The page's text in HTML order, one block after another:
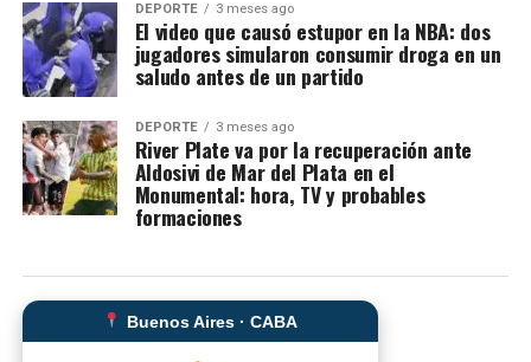
DEPORTE 3 meses ago
El video que causó estupor en la NBA: dos
jugadores simularon consumir droga en un
saludo antes de un partido
DEPORTE 3 meses ago
River Plate va por la recuperación ante
Aldosivi de Mar del Plata en el
Monumental: hora, TV y probables
formaciones
Buenos Aires · CABA